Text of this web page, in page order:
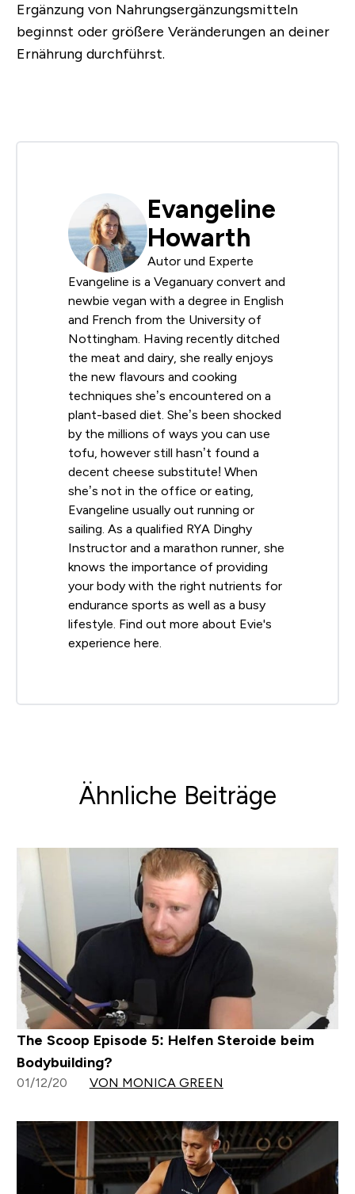
Ergänzung von Nahrungsergänzungsmitteln
beginnst oder größere Veränderungen an deiner
Ernährung durchführst.
Evangeline
Howarth
Autor und Experte
Evangeline is a Veganuary convert and
newbie vegan with a degree in English
and French from the University of
Nottingham. Having recently ditched
the meat and dairy, she really enjoys
the new flavours and cooking
techniques she’s encountered on a
plant-based diet. She’s been shocked
by the millions of ways you can use
tofu, however still hasn’t found a
decent cheese substitute! When
she’s not in the office or eating,
Evangeline usually out running or
sailing. As a qualified RYA Dinghy
Instructor and a marathon runner, she
knows the importance of providing
your body with the right nutrients for
endurance sports as well as a busy
lifestyle. Find out more about Evie's
experience here.
Ähnliche Beiträge
The Scoop Episode 5: Helfen Steroide beim
Bodybuilding?
01/12/20 VON MONICA GREEN